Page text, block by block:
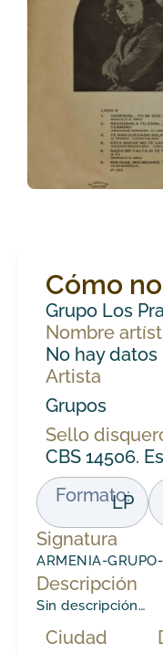
Cómo
Grupo Los
Nombre
No hay datos
Artista
Grupos
Sello
CBS 14506.
Formato:
LP
Signatura
ARMENIA-
Descripción
Sin descripción…
Ciudad